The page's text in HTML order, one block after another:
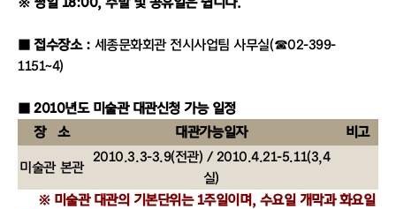
■ 접수장소 : 세종문화회관 전시사업팀 사무실(☎02-399-
1151~4)
■ 2010년도 미술관 대관신청 가능 일정
장 소
대관가능일자 비고
미술관 본관
2010.3.3-3.9(전관) / 2010.4.21-5.11(3,4
실)
※ 미술관 대관의 기본단위는 1주일이며, 수요일 개막과 화요일